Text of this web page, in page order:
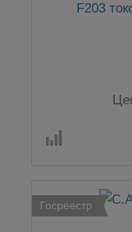
F203
Госреестр